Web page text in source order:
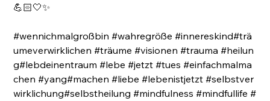
💪🏻🤍✨
#wennichmalgroßbin #wahregröße #innereskind#trä
umeverwirklichen #träume #visionen #trauma #heilun
g#lebdeinentraum #lebe #jetzt #tues #einfachmalma
chen #yang#machen #liebe #lebenistjetzt #selbstver
wirklichung#selbstheilung #mindfulness #mindfullife #